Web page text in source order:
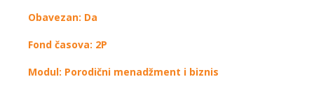
Obavezan: Da
Fond časova: 2P
Modul: Porodični menadžment i biznis